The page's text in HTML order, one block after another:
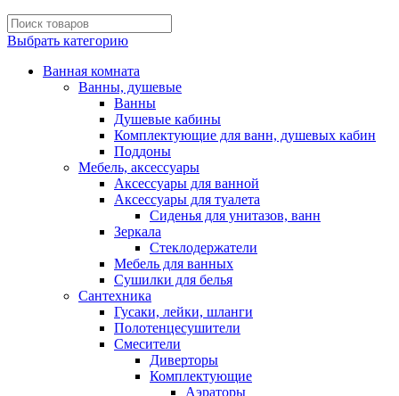
Выбрать категорию
Ванная комната
Ванны, душевые
Ванны
Душевые кабины
Комплектующие для ванн, душевых кабин
Поддоны
Мебель, аксессуары
Аксессуары для ванной
Аксессуары для туалета
Сиденья для унитазов, ванн
Зеркала
Стеклодержатели
Мебель для ванных
Сушилки для белья
Сантехника
Гусаки, лейки, шланги
Полотенцесушители
Смесители
Диверторы
Комплектующие
Аэраторы